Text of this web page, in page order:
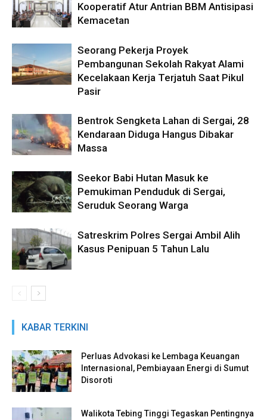
Kooperatif Atur Antrian BBM Antisipasi
Kemacetan
Seorang Pekerja Proyek
Pembangunan Sekolah Rakyat Alami
Kecelakaan Kerja Terjatuh Saat Pikul
Pasir
Bentrok Sengketa Lahan di Sergai, 28
Kendaraan Diduga Hangus Dibakar
Massa
Seekor Babi Hutan Masuk ke
Pemukiman Penduduk di Sergai,
Seruduk Seorang Warga
Satreskrim Polres Sergai Ambil Alih
Kasus Penipuan 5 Tahun Lalu
KABAR TERKINI
Perluas Advokasi ke Lembaga Keuangan
Internasional, Pembiayaan Energi di Sumut
Disoroti
Walikota Tebing Tinggi Tegaskan Pentingnya